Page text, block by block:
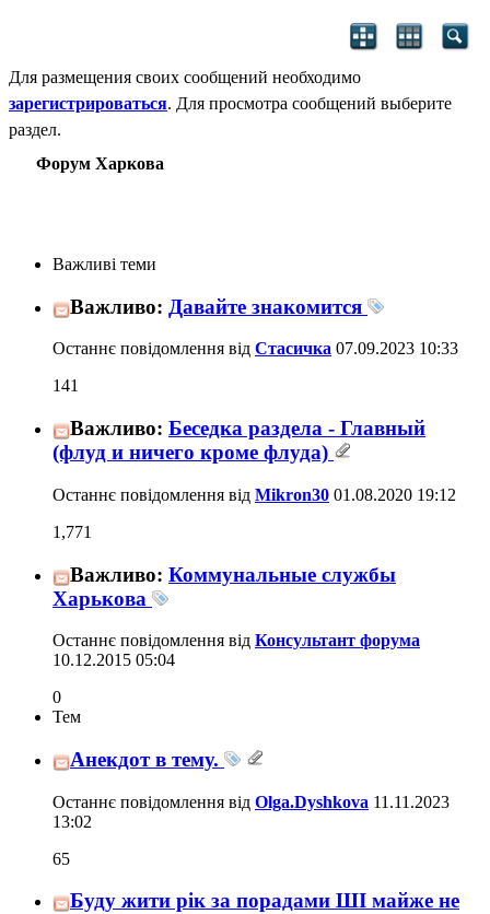
Для размещения своих сообщений необходимо
зарегистрироваться. Для просмотра сообщений выберите
раздел.
Форум Харкова
Важливі теми
Важливо: Давайте знакомится
Останнє повідомлення від Стасичка 07.09.2023 10:33
141
Важливо: Беседка раздела - Главный
(флуд и ничего кроме флуда)
Останнє повідомлення від Mikron30 01.08.2020 19:12
1,771
Важливо: Коммунальные службы
Харькова
Останнє повідомлення від Консультант форума
10.12.2015 05:04
0
Тем
Анекдот в тему.
Останнє повідомлення від Olga.Dyshkova 11.11.2023
13:02
65
Буду жити рік за порадами ШІ майже не